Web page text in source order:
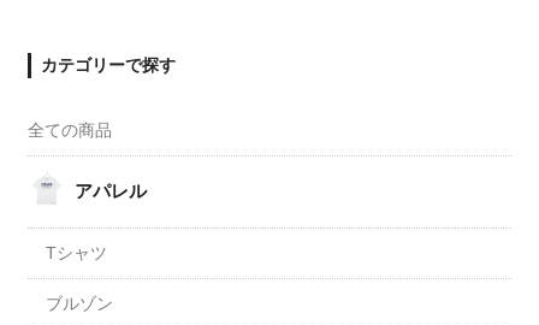
カテゴリーで探す
全ての商品
アパレル
Tシャツ
ブルゾン